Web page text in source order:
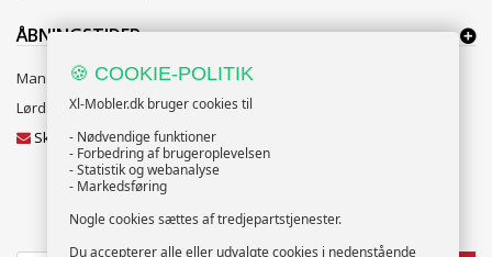
ÅBNINGSTIDER:
Mandag til Fredag 10:00 til 18:00
Lørdag og Søndag 10:00 til 16:00
Skriv til vores kundeservice
NYHEDSBREV
🍪 COOKIE-POLITIK
Xl-Mobler.dk bruger cookies til
- Nødvendige funktioner
- Forbedring af brugeroplevelsen
- Statistik og webanalyse
- Markedsføring
Nogle cookies sættes af tredjepartstjenester.
Du accepterer alle eller udvalgte cookies i nedenstående